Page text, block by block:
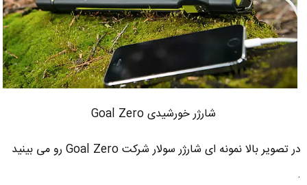
شارژر خورشیدی Goal Zero
در تصویر بالا نمونه ای شارژر سولار شرکت Goal Zero رو می بینید
.